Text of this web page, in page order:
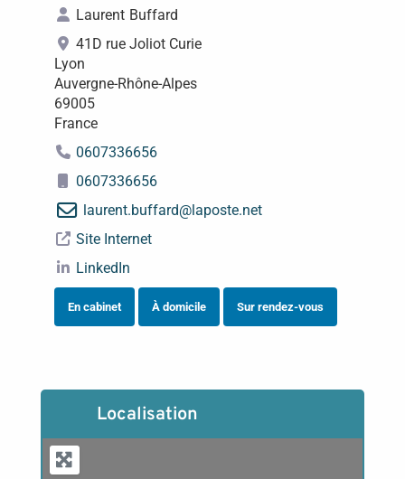
Laurent Buffard
41D rue Joliot Curie
Lyon
Auvergne-Rhône-Alpes
69005
France
0607336656
0607336656
laurent.buffard@laposte.net
Site Internet
LinkedIn
En cabinet À domicile Sur rendez-vous
Localisation